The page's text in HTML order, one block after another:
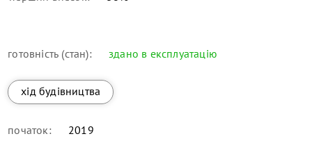
готовність (стан): здано в експлуатацію
хід будівництва
початок: 2019